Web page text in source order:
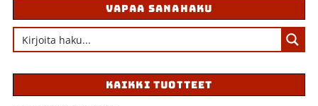
VAPAA SANAHAKU
KAIKKI TUOTTEET